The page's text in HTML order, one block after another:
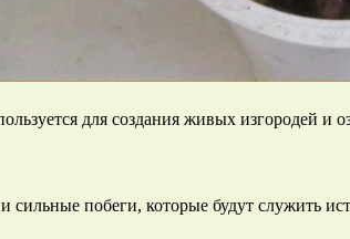
для создания живых изгородей
побеги, которые будут служить